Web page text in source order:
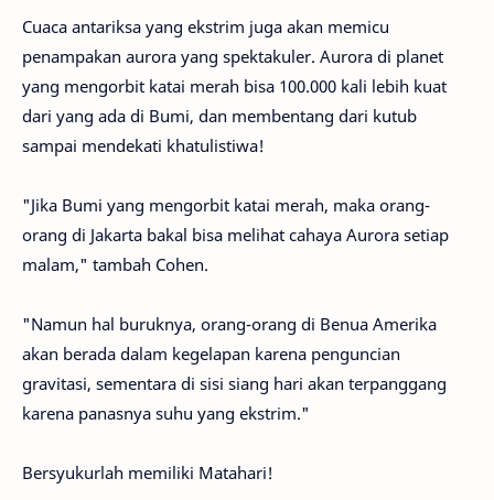
Cuaca antariksa yang ekstrim juga akan memicu
penampakan aurora yang spektakuler. Aurora di planet
yang mengorbit katai merah bisa 100.000 kali lebih kuat
dari yang ada di Bumi, dan membentang dari kutub
sampai mendekati khatulistiwa!
"Jika Bumi yang mengorbit katai merah, maka orang-
orang di Jakarta bakal bisa melihat cahaya Aurora setiap
malam," tambah Cohen.
"Namun hal buruknya, orang-orang di Benua Amerika
akan berada dalam kegelapan karena penguncian
gravitasi, sementara di sisi siang hari akan terpanggang
karena panasnya suhu yang ekstrim."
Bersyukurlah memiliki Matahari!